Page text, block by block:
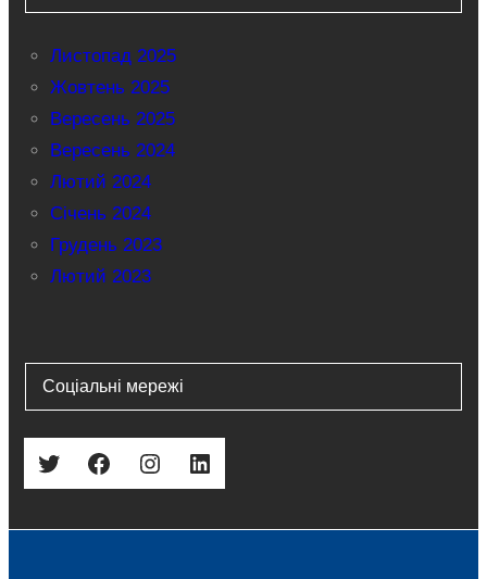
Листопад 2025
Жовтень 2025
Вересень 2025
Вересень 2024
Лютий 2024
Січень 2024
Грудень 2023
Лютий 2023
Соціальні мережі
Twitter Facebook Instagram LinkedIn